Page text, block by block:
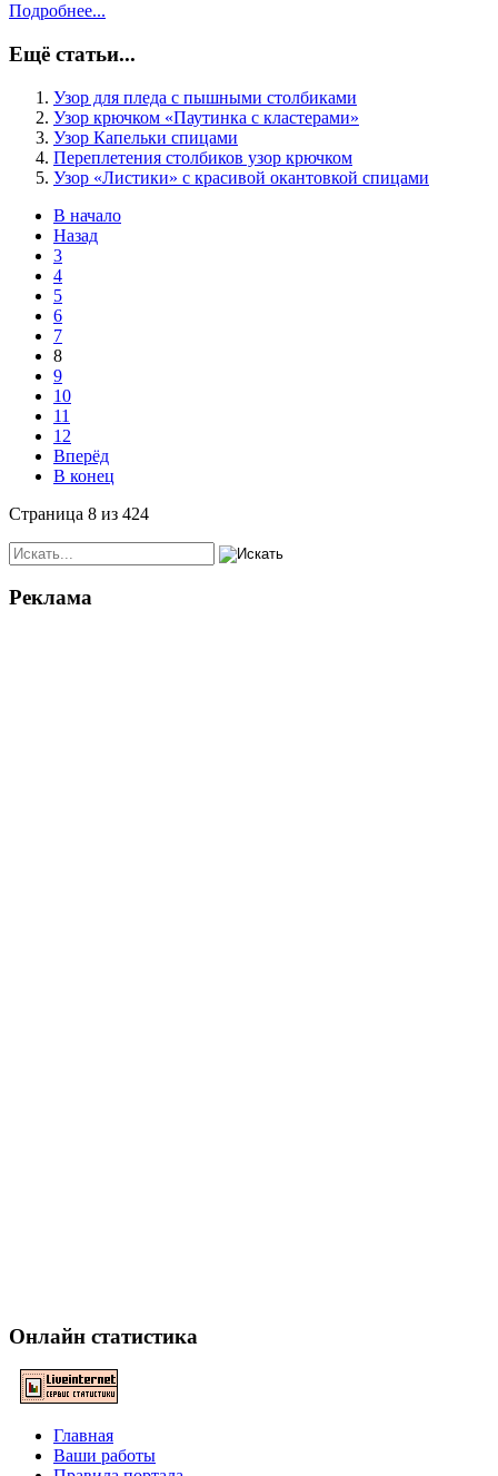
Подробнее...
Ещё статьи...
Узор для пледа с пышными столбиками
Узор крючком «Паутинка с кластерами»
Узор Капельки спицами
Переплетения столбиков узор крючком
Узор «Листики» с красивой окантовкой спицами
В начало
Назад
3
4
5
6
7
8
9
10
11
12
Вперёд
В конец
Страница 8 из 424
Реклама
Онлайн статистика
Главная
Ваши работы